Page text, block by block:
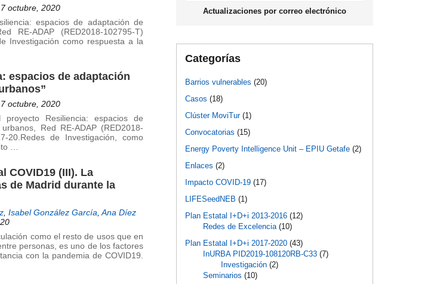
octubre, 2020
espacios de adaptación de
RE-ADAP (RED2018-102795-T)
Investigación como respuesta a la
espacios de adaptación
octubre, 2020
Resiliencia: espacios de
Red RE-ADAP (RED2018-
20.Redes de Investigación, como
…
COVID19 (III). La
de Madrid durante la
, Isabel González García,Ana Díez
como el resto de usos que en
personas, es uno de los factores
con la pandemia de COVID19.
Actualizaciones por correo electrónico
Categorías
Barrios vulnerables (20)
Casos (18)
Clúster MoviTur(1)
Convocatorias (15)
Energy Poverty Intelligence Unit – EPIU Getafe (2)
Enlaces (2)
Impacto COVID-19 (17)
LIFESeedNEB (1)
Plan Estatal I+D+i 2013-2016 (12)
Redes de Excelencia(10)
Plan Estatal I+D+i 2017-2020 (43)
InURBA PID2019-108120RB-C33 (7)
Investigación (2)
Seminarios (10)